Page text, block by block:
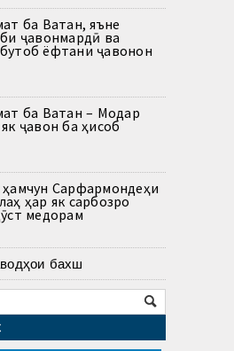
ба Ватан, яъне
ҷавонмардӣ ва
ёфтани ҷавонон
ба Ватан – Модар
ҷавон ба ҳисоб
Сарфармондеҳи
ҳар як сарбозро
медорам
бахш